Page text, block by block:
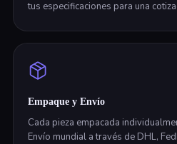
tus especificaciones para una
Empaque y Envío
Cada pieza empacada
Envío mundial a través de DHL,